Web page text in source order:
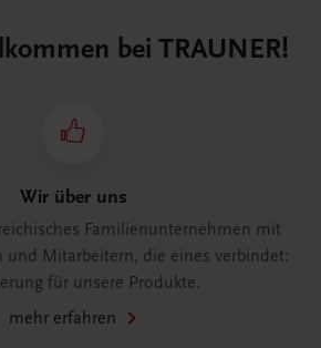
bei TRAUNER!
Wir über uns
Familienunternehmen mit
und Mitarbeitern, die eines verbindet:
für unsere Produkte.
mehr erfahren